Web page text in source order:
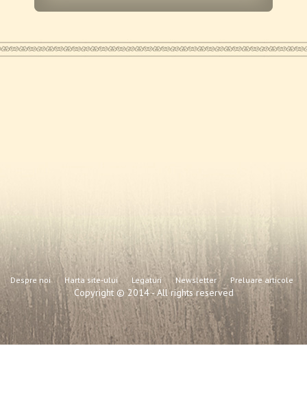
Despre noi Harta site-ului Legaturi Newsletter Preluare articole
Copyright © 2014 - All rights reserved